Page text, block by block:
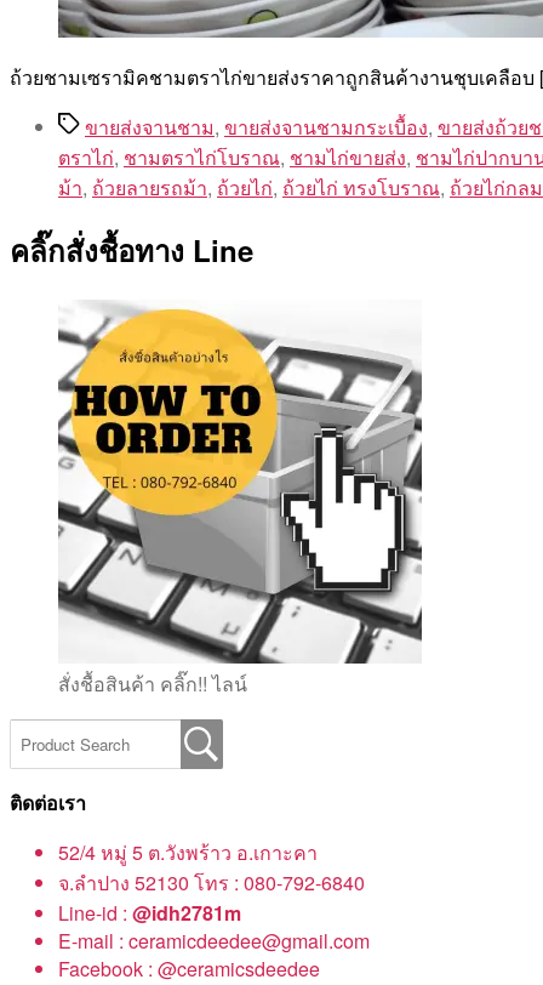
ถ้วยชามเซรามิคชามตราไก่ขายส่งราคาถูกสินค้างานชุบเคลือ
Tagsขายส่งจานชาม, ขายส่งจานชามกระเบื้อง, ขายส่งถ้วย
ตราไก่, ชามตราไก่โบราณ, ชามไก่ขายส่ง, ชามไก่ปากบา
ม้า, ถ้วยลายรถม้า, ถ้วยไก่, ถ้วยไก่ ทรงโบราณ, ถ้วยไก่กลม
คลิ๊กสั่งชื้อทาง Line
สั่งชื้อสินค้า คลิ๊ก!! ไลน์
ติดต่อเรา
52/4 หมู่ 5 ต.วังพร้าว อ.เกาะคา
จ.ลำปาง 52130 โทร : 080-792-6840
Line-id : @idh2781m
E-mail : ceramicdeedee@gmail.com
Facebook : @ceramicsdeedee